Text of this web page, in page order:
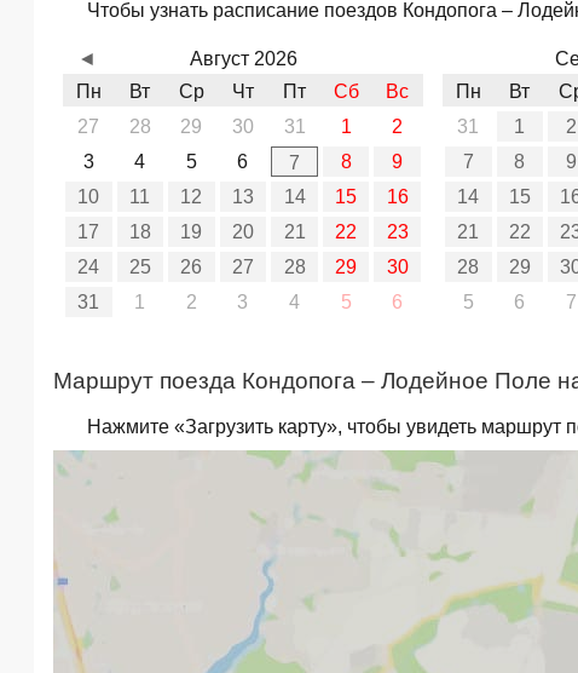
Чтобы узнать расписание поездов Кондопога –
Август 2026
Пн
Вт Ср Чт Пт Сб
Вс
27
28 29 30 31 1
2
3
4 5 6 7 8
9
10
11 12 13 14 15
16
17
18 19 20 21 22
23
24
25 26 27 28 29
30
31
1 2 3 4 5 6
Пн
Вт
31
1 2
7
8 9
14
15
21
22
28
29
5
6 7
◄
Маршрут поезда Кондопога – Лодейное Поле
Нажмите «Загрузить карту», чтобы увидеть маршрут